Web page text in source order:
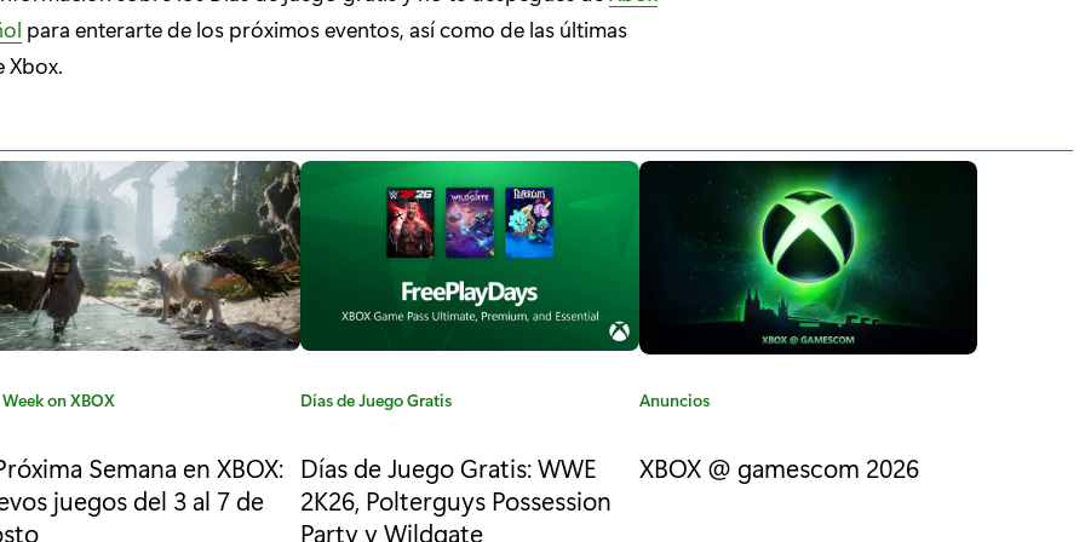
para enterarte de los próximos eventos, así como de las últimas
Xbox.
on XBOX
Semana en XBOX:
juegos del 3 al 7 de
C
t
e
g
Días de Juego Gratis
Días de Juego Gratis: WWE
2K26, Polterguys Possession
Party y Wildgate
C
t
e
Anuncios
XBOX @ gamescom 2026